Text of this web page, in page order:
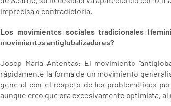
imprecisa o contradictoria.
Los movimientos sociales tradicionales
movimientos antiglobalizadores?
Josep Maria Antentas: El movimiento
rápidamente la forma de un movimiento
general con el respeto de las problemáticas
aunque creo que era excesivamente optimista,